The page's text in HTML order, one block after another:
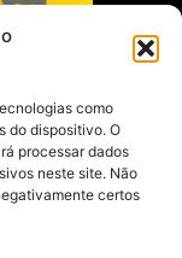
como
do dispositivo. O
processar dados
neste site. Não
certos